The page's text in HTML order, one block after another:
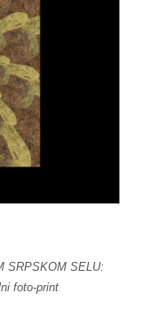
SRPSKOM SELU:
foto-print